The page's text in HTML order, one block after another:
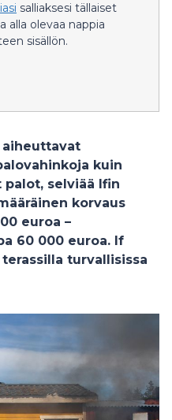
salliaksesi tällaiset
alla olevaa nappia
sisällön.
aiheuttavat
kuin
selviää Ifin
korvaus
euroa –
60 000 euroa. If
turvallisissa